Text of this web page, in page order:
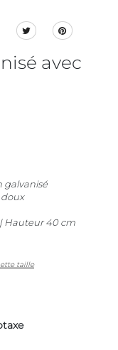
avec
galvanisé
doux
Hauteur 40 cm
taille